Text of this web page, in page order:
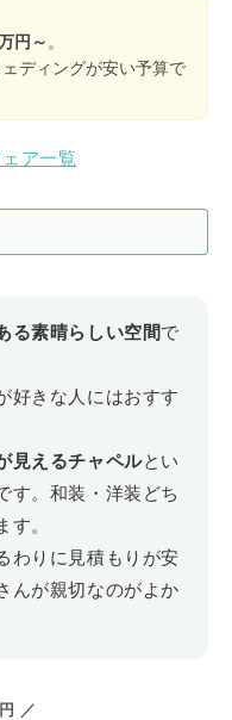
円～ 。
ディングが安い予算で
ア一覧
る素晴らしい空間で
好きな人にはおすす
見えるチャペルとい
す。和装・洋装どち
す。
わりに見積もりが安
んが親切なのがよか
／